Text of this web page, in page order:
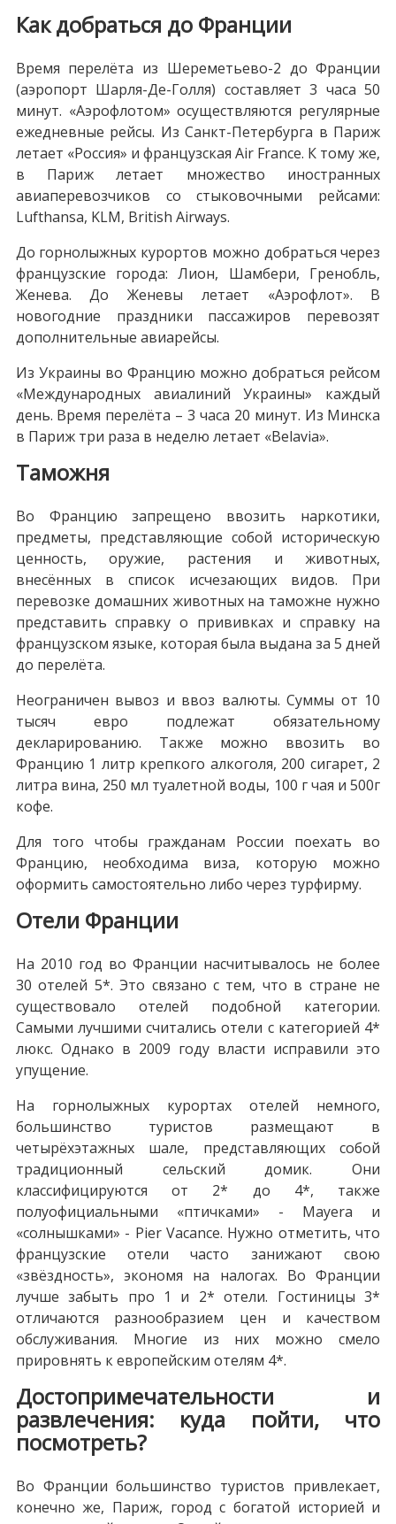
Как добраться до Франции
Время перелёта из Шереметьево-2 до Франции
(аэропорт Шарля-Де-Голля) составляет 3 часа 50
минут. «Аэрофлотом» осуществляются регулярные
ежедневные рейсы. Из Санкт-Петербурга в Париж
летает «Россия» и французская Air France. К тому же,
в Париж летает множество иностранных
авиаперевозчиков со стыковочными рейсами:
Lufthansa, KLM, British Airways.
До горнолыжных курортов можно добраться через
французские города: Лион, Шамбери, Гренобль,
Женева. До Женевы летает «Аэрофлот». В
новогодние праздники пассажиров перевозят
дополнительные авиарейсы.
Из Украины во Францию можно добраться рейсом
«Международных авиалиний Украины» каждый
день. Время перелёта – 3 часа 20 минут. Из Минска
в Париж три раза в неделю летает «Belavia».
Таможня
Во Францию запрещено ввозить наркотики,
предметы, представляющие собой историческую
ценность, оружие, растения и животных,
внесённых в список исчезающих видов. При
перевозке домашних животных на таможне нужно
представить справку о прививках и справку на
французском языке, которая была выдана за 5 дней
до перелёта.
Неограничен вывоз и ввоз валюты. Суммы от 10
тысяч евро подлежат обязательному
декларированию. Также можно ввозить во
Францию 1 литр крепкого алкоголя, 200 сигарет, 2
литра вина, 250 мл туалетной воды, 100 г чая и 500г
кофе.
Для того чтобы гражданам России поехать во
Францию, необходима виза, которую можно
оформить самостоятельно либо через турфирму.
Отели Франции
На 2010 год во Франции насчитывалось не более
30 отелей 5*. Это связано с тем, что в стране не
существовало отелей подобной категории.
Самыми лучшими считались отели с категорией 4*
люкс. Однако в 2009 году власти исправили это
упущение.
На горнолыжных курортах отелей немного,
большинство туристов размещают в
четырёхэтажных шале, представляющих собой
традиционный сельский домик. Они
классифицируются от 2* до 4*, также
полуофициальными «птичками» - Mayera и
«солнышками» - Pier Vacance. Нужно отметить, что
французские отели часто занижают свою
«звёздность», экономя на налогах. Во Франции
лучше забыть про 1 и 2* отели. Гостиницы 3*
отличаются разнообразием цен и качеством
обслуживания. Многие из них можно смело
прировнять к европейским отелям 4*.
Достопримечательности и
развлечения: куда пойти, что
посмотреть?
Во Франции большинство туристов привлекает,
конечно же, Париж, город с богатой историей и